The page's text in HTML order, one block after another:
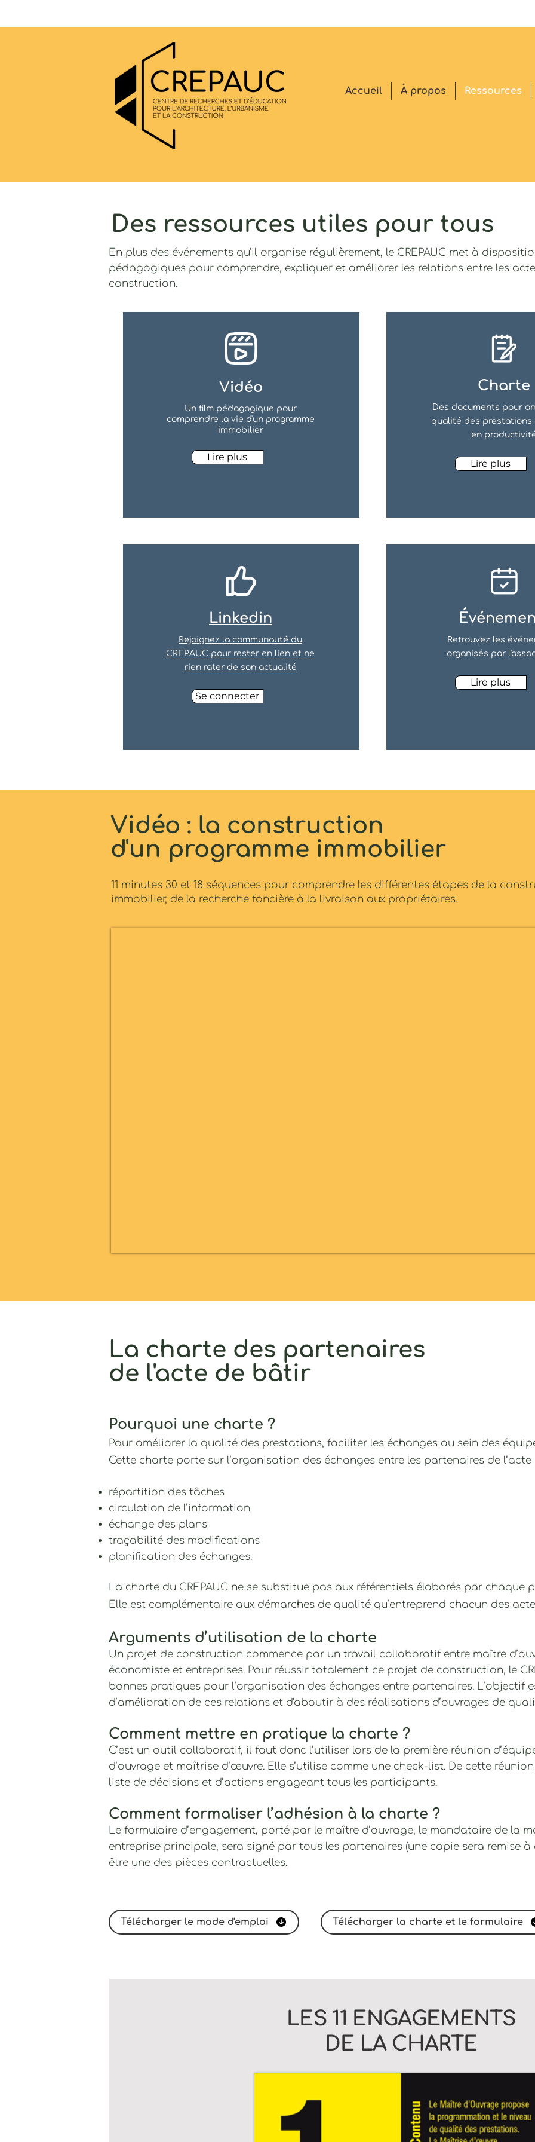
Accueil À propos Ressources
Des ressources utiles pour tous
En plus des événements qu'il organise régulièrement, le CREPAUC met à
pédagogiques pour comprendre, expliquer et améliorer les relations entre les
construction.
Vidéo
Un film pédagogique pour
comprendre la vie d'un programme
immobilier
Lire plus
Linkedin
Rejoignez la communauté du
CREPAUC pour rester en lien et ne
rien rater de son actualité
Se connecter
Charte
Des documents pour
qualité des prestations
en
Lire plus
Retrouvez les
organisés par
Lire plus
Vidéo : la construction
d'un programme immobilier
11 minutes 30 et 18 séquences pour comprendre les différentes étapes de la
immobilier, de la recherche foncière à la livraison aux propriétaires.
La charte des partenaires
de l'acte de bâtir
Pourquoi une charte ?
Pour améliorer la qualité des prestations, faciliter les échanges au sein des
Cette charte porte sur l’organisation des échanges entre les partenaires de l’acte
répartition des tâches
circulation de l’information
échange des plans
traçabilité des modifications
planification des échanges.
La charte du CREPAUC ne se substitue pas aux référentiels élaborés par chaque
Elle est complémentaire aux démarches de qualité qu’entreprend chacun des
Arguments d’utilisation de la charte
Un projet de construction commence par un travail collaboratif entre maître
économiste et entreprises. Pour réussir totalement ce projet de construction, le
bonnes pratiques pour l’organisation des échanges entre partenaires. L’objectif
d’amélioration de ces relations et d'aboutir à des réalisations d’ouvrages de
Comment mettre en pratique la charte ?
C’est un outil collaboratif, il faut donc l’utiliser lors de la première réunion
d’ouvrage et maîtrise d’œuvre. Elle s’utilise comme une check-list. De cette
liste de décisions et d’actions engageant tous les participants.
Comment formaliser l’adhésion à la charte ?
Le formulaire d’engagement, porté par le maître d’ouvrage, le mandataire de la
entreprise principale, sera signé par tous les partenaires (une copie sera remise
être une des pièces contractuelles.
Télécharger le mode d'emploi Télécharger la charte et le formulaire
LES 11 ENGAGEMENTS
DE LA CHARTE